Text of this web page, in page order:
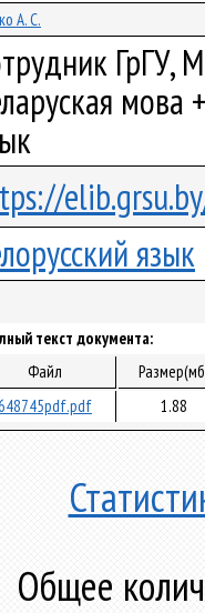
А. С.
ГрГУ,
мова
язык
текст документа:
Файл
1.88
Общее